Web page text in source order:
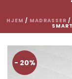
HJEM / MADRASSER /
- 20%